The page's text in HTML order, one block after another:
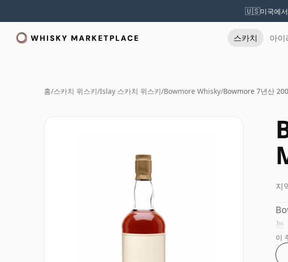
🇺🇸미국에
스카치 아이
홈/스카치 위스키/Islay 스카치 위스키/Bowmore Whisky/Bowmore 7년산
지
는
이